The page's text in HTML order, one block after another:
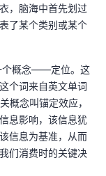
，脑海中首先划过
了某个类别或某个
个概念——定位。这
个词来自英文单词
概念叫锚定效应，
息影响，该信息犹
信息为基准，从而
们消费时的关键决